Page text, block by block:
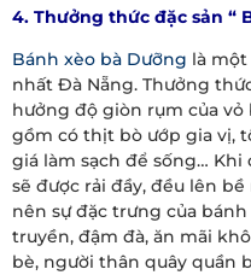
4. Thưởng thức đặc sản “
Bánh xèo bà Dưỡng là
nhất Đà Nẵng. Thưởng
hưởng độ giòn rụm của
gồm có thịt bò ướp gia vị,
giá làm sạch để sống…
sẽ được rải đầy, đều lên
nên sự đặc trưng của
truyền, đậm đà, ăn mãi
bè, người thân quây quần